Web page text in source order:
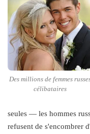
Des millions de femmes
célibataires
seules — les hommes
refusent de s'encombrer